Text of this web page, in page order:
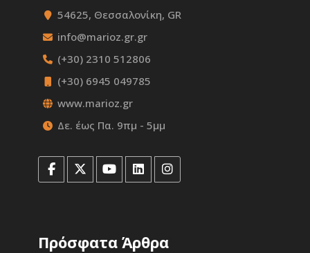
54625, Θεσσαλονίκη, GR
info@marioz.gr.gr
(+30) 2310 512806
(+30) 6945 049785
www.marioz.gr
Δε. έως Πα. 9πμ - 5μμ
Πρόσφατα Άρθρα